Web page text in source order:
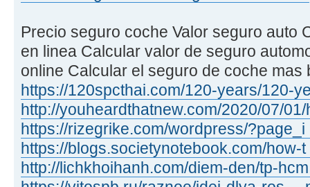
Precio seguro coche Valor seguro auto
en linea Calcular valor de seguro
online Calcular el seguro de coche mas
https://120spcthai.com/120-years/120-
http://youheardthatnew.com/2020/07/
https://rizegrike.com/wordpress/?page_i
https://blogs.societynotebook.com/how-
http://lichkhoihanh.com/diem-den/tp-